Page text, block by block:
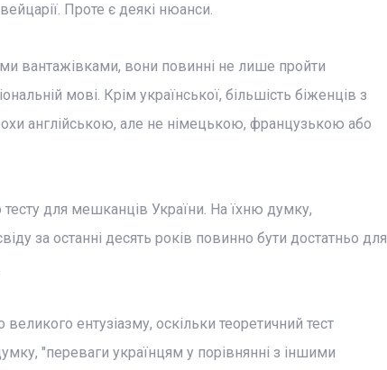
Проте є деякі нюанси.
вантажівками, вони повинні не лише пройти
мові. Крім української, більшість біженців з
англійською, але не німецькою, французькою або
для мешканців України. На їхню думку,
за останні десять років повинно бути достатньо для
ентузіазму, оскільки теоретичний тест
"переваги українцям у порівнянні з іншими